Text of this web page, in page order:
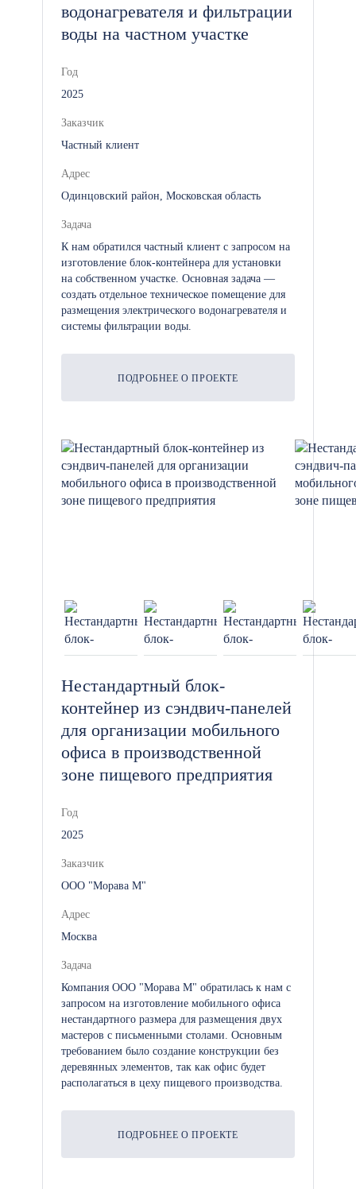
водонагревателя и фильтрации
воды на частном участке
Год
2025
Заказчик
Частный клиент
Адрес
Одинцовский район, Московская область
Задача
К нам обратился частный клиент с запросом на
изготовление блок-контейнера для установки
на собственном участке. Основная задача —
создать отдельное техническое помещение для
размещения электрического водонагревателя и
системы фильтрации воды.
ПОДРОБНЕЕ О ПРОЕКТЕ
Нестандартный блок-
контейнер из сэндвич-панелей
для организации мобильного
офиса в производственной
зоне пищевого предприятия
Год
2025
Заказчик
ООО "Морава М"
Адрес
Москва
Задача
Компания ООО "Морава М" обратилась к нам с
запросом на изготовление мобильного офиса
нестандартного размера для размещения двух
мастеров с письменными столами. Основным
требованием было создание конструкции без
деревянных элементов, так как офис будет
располагаться в цеху пищевого производства.
ПОДРОБНЕЕ О ПРОЕКТЕ